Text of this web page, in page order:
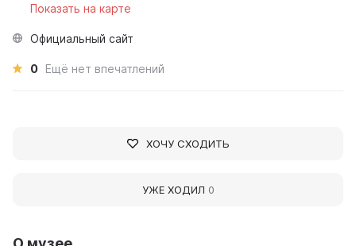
Показать на карте
Официальный сайт
0 Ещё нет впечатлений
ХОЧУ СХОДИТЬ
УЖЕ ХОДИЛ 0